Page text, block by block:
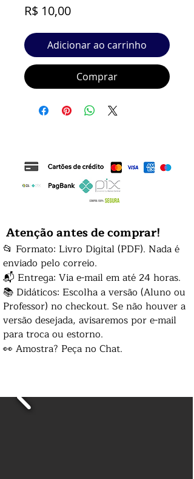
R$ 10,00Preço
Adicionar ao carrinho
Comprar
Atenção antes de comprar!
📂 Formato: Livro Digital (PDF). Nada é
enviado pelo correio.
📬 Entrega: Via e-mail em até 24 horas.
📚 Didáticos: Escolha a versão (Aluno ou
Professor) no checkout. Se não houver a
versão desejada, avisaremos por e-mail
para troca ou estorno.
👀 Amostra? Peça no Chat.